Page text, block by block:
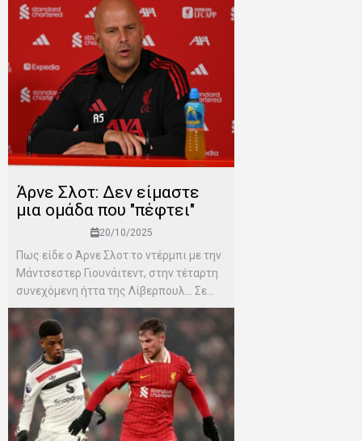
Άρνε Σλοτ: Δεν είμαστε
μια ομάδα που "πέφτει"
20/10/2025
Πως είδε ο Άρνε Σλοτ το ντέρμπι με την
Μάντσεστερ Γιουνάιτεντ, στην τέταρτη
συνεχόμενη ήττα της Λίβερπουλ… Σε...